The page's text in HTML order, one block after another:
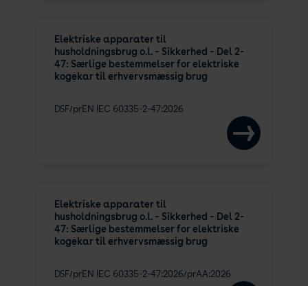
Elektriske apparater til
husholdningsbrug o.l. – Sikkerhed – Del 2-
47: Særlige bestemmelser for elektriske
kogekar til erhvervsmæssig brug
DSF/prEN IEC 60335-2-47:2026
Elektriske apparater til
husholdningsbrug o.l. – Sikkerhed – Del 2-
47: Særlige bestemmelser for elektriske
kogekar til erhvervsmæssig brug
DSF/prEN IEC 60335-2-47:2026/prAA:2026